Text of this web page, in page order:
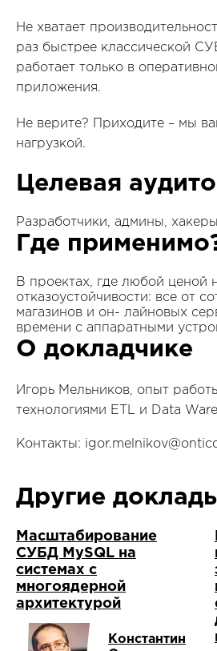
Не хватает
раз быстрее классической
работает только в
приложения.
Не верите? Приходите – мы
нагрузкой.
Целевая
Разработчики, админы,
Где
В проектах, где любой ценой
отказоустойчивости: все от
магазинов и он- лайновых
времени с аппаратными
О докладчике
Игорь Мельников, опыт
технологиями ETL и Data
Контакты:
Другие
Масштабирование
СУБД MySQL на
системах с
многоядерной
архитектурой
Константин